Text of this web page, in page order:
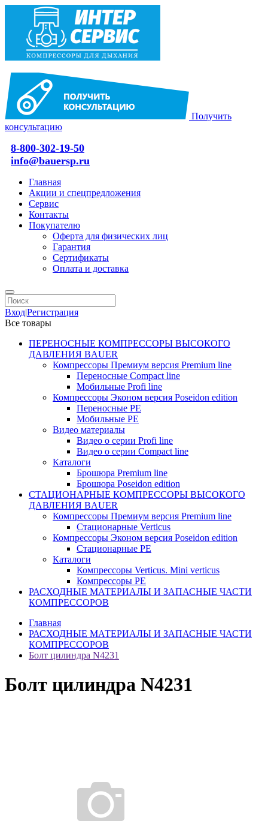
Получить
консультацию
8-800-302-19-50
info@bauersp.ru
Главная
Акции и спецпредложения
Сервис
Контакты
Покупателю
Оферта для физических лиц
Гарантия
Сертификаты
Оплата и доставка
Вход|Регистрация
Все товары
ПЕРЕНОСНЫЕ КОМПРЕССОРЫ ВЫСОКОГО
ДАВЛЕНИЯ BAUER
Компрессоры Премиум версия Premium line
Переносные Compact line
Мобильные Profi line
Компрессоры Эконом версия Poseidon edition
Переносные PE
Мобильные PE
Видео материалы
Видео о серии Profi line
Видео о серии Compact line
Каталоги
Брошюра Premium line
Брошюра Poseidon edition
СТАЦИОНАРНЫЕ КОМПРЕССОРЫ ВЫСОКОГО
ДАВЛЕНИЯ BAUER
Компрессоры Премиум версия Premium line
Стационарные Verticus
Компрессоры Эконом версия Poseidon edition
Стационарные PE
Каталоги
Компрессоры Verticus. Mini verticus
Компрессоры PE
РАСХОДНЫЕ МАТЕРИАЛЫ И ЗАПАСНЫЕ ЧАСТИ
КОМПРЕССОРОВ
Главная
РАСХОДНЫЕ МАТЕРИАЛЫ И ЗАПАСНЫЕ ЧАСТИ
КОМПРЕССОРОВ
Болт цилиндра N4231
Болт цилиндра N4231